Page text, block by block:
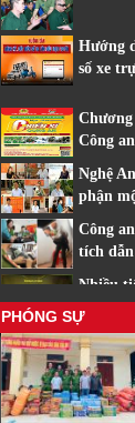
Hướng
số xe
Công
Nghệ
phận
Công
tích
Nhiều
mềm
Cách
điện tử
PHÓNG SỰ